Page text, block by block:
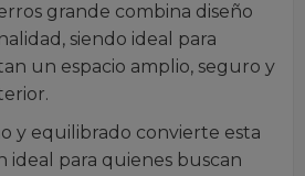
grande combina diseño
siendo ideal para
un espacio amplio, seguro y
y equilibrado convierte esta
ideal para quienes buscan